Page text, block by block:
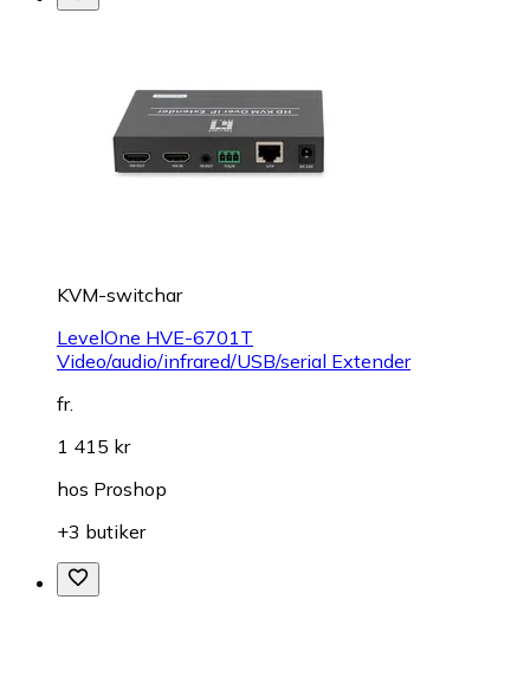
KVM-switchar
LevelOne HVE-6701T
Video/audio/infrared/USB/serial Extender
fr.
1 415 kr
hos Proshop
+3 butiker